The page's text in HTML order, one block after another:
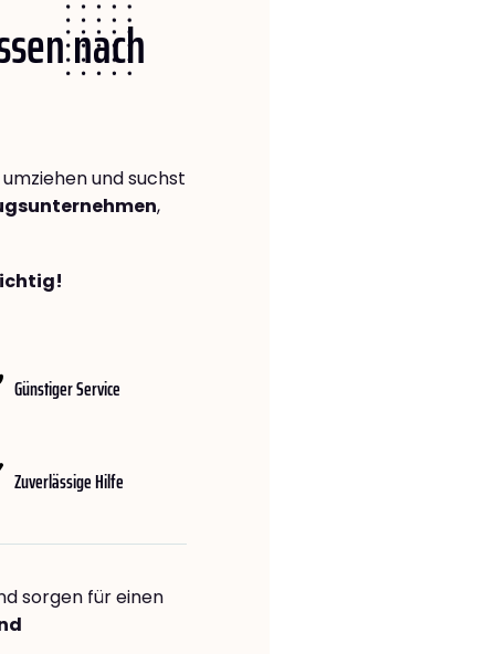
nach
umziehen und suchst
,
Günstiger Service
Zuverlässige Hilfe
sorgen für einen